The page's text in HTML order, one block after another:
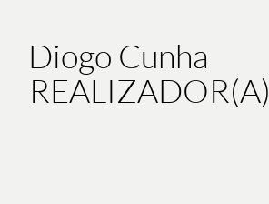
Diogo Cunha
REALIZADOR(A)